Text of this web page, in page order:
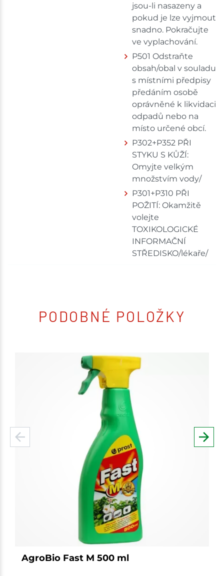
jsou-li nasazeny a
pokud je lze vyjmout
snadno. Pokračujte
ve vyplachování.
P501 Odstraňte
obsah/obal v souladu
s místními předpisy
předáním osobě
oprávněné k likvidaci
odpadů nebo na
místo určené obcí.
P302+P352 PŘI
STYKU S KŮŽÍ:
Omyjte velkým
množstvím vody/
P301+P310 PŘI
POŽITÍ: Okamžitě
volejte
TOXIKOLOGICKÉ
INFORMAČNÍ
STŘEDISKO/lékaře/
PODOBNÉ POLOŽKY
AgroBio Fast M 500 ml